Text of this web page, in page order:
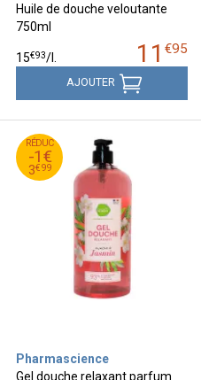
Huile de douche veloutante
750ml
11 €95
15€93/l.
AJOUTER
RÉDUC
-1€
3€99
4
€
99
3
€
99
Pharmascience
Gel douche relaxant parfum